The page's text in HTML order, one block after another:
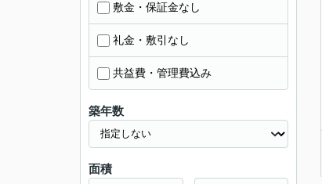
敷金・保証金なし
礼金・敷引なし
共益費・管理費込み
築年数
面積